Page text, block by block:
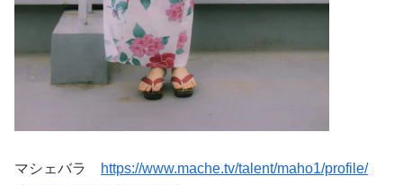
マシェバラ
https://www.mache.tv/talent/maho1/profile/